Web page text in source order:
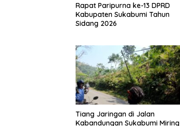
Rapat Paripurna ke-13 DPRD
Kabupaten Sukabumi Tahun
Sidang 2026
Tiang Jaringan di Jalan
Kabandungan Sukabumi Miring